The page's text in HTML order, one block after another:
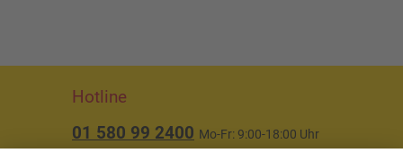
Hotline
01 580 99 2400 Mo-Fr: 9:00-18:00 Uhr